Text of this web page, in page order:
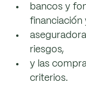
bancos y
financiación
riesgos,
y las
criterios.